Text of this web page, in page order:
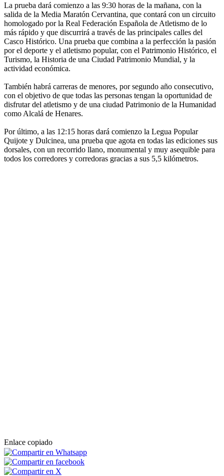
La prueba dará comienzo a las 9:30 horas de la mañana, con la
salida de la Media Maratón Cervantina, que contará con un circuito
homologado por la Real Federación Española de Atletismo de lo
más rápido y que discurrirá a través de las principales calles del
Casco Histórico. Una prueba que combina a la perfección la pasión
por el deporte y el atletismo popular, con el Patrimonio Histórico, el
Turismo, la Historia de una Ciudad Patrimonio Mundial, y la
actividad económica.
También habrá carreras de menores, por segundo año consecutivo,
con el objetivo de que todas las personas tengan la oportunidad de
disfrutar del atletismo y de una ciudad Patrimonio de la Humanidad
como Alcalá de Henares.
Por último, a las 12:15 horas dará comienzo la Legua Popular
Quijote y Dulcinea, una prueba que agota en todas las ediciones sus
dorsales, con un recorrido llano, monumental y muy asequible para
todos los corredores y corredoras gracias a sus 5,5 kilómetros.
Enlace copiado